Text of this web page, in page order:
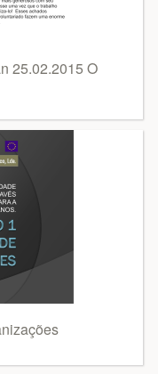
25.02.2015 O